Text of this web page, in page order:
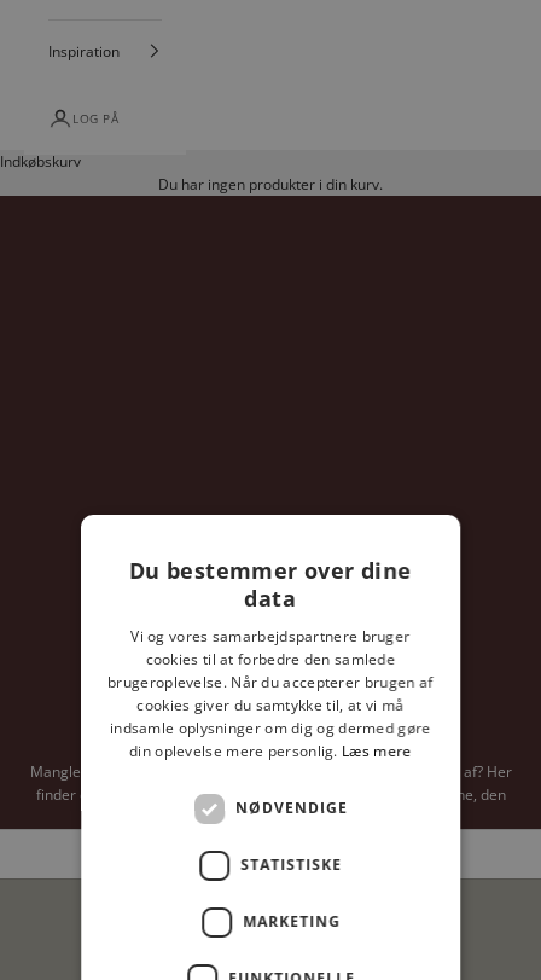
Inspiration
LOG PÅ
Indkøbskurv
Du har ingen produkter i din kurv.
Gaveidéer
Mangler du inspiration til ønskelisten eller gaven til en du holder af? Her
finder du gaver til hele familien - den studerende, den rejselystne, den
stilbevidste og den lille eventyrer.
Gaveidéer til hende
Du bestemmer over dine
data
Vi og vores samarbejdspartnere bruger
cookies til at forbedre den samlede
brugeroplevelse. Når du accepterer brugen af
cookies giver du samtykke til, at vi må
indsamle oplysninger om dig og dermed gøre
din oplevelse mere personlig. Læs mere
NØDVENDIGE
STATISTISKE
MARKETING